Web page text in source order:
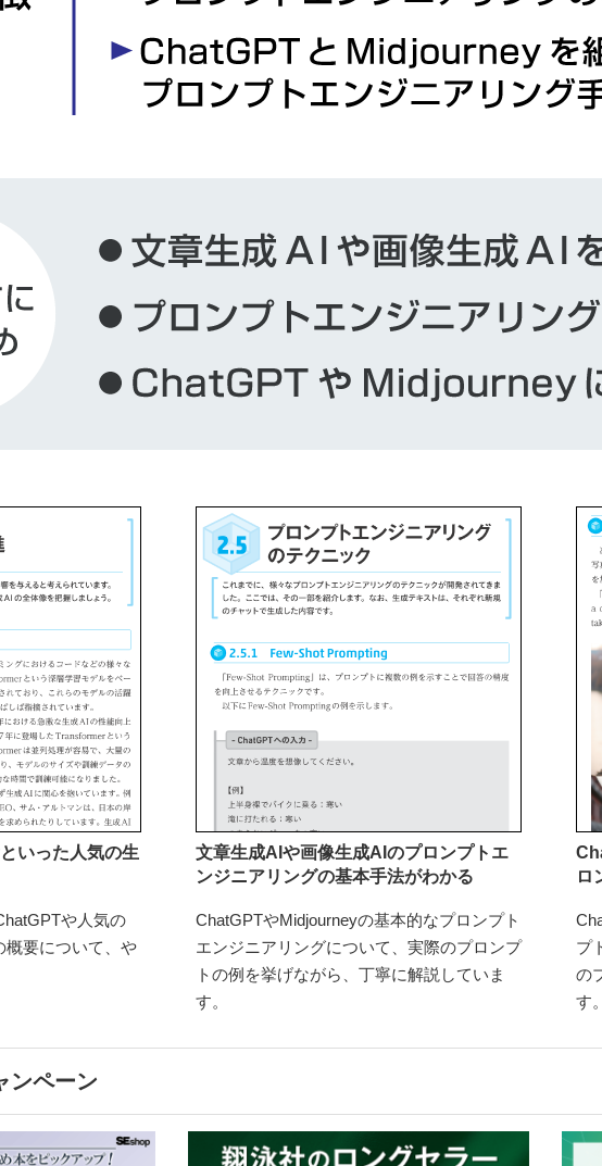
いった人気の生
や人気の
概要について、や
文章生成AIや画像生成AIのプロンプトエ
ンジニアリングの基本手法がわかる
ChatGPTやMidjourneyの基本的なプロンプト
エンジニアリングについて、実際のプロンプ
トの例を挙げながら、丁寧に解説していま
す。
ロ
プ
の
す
ンペーン